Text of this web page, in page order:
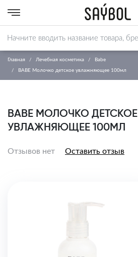
Главная Лечебная косметика Babe
BABE Молочко детское увлажняющее 100мл
BABE МОЛОЧКО ДЕТСКОЕ
УВЛАЖНЯЮЩЕЕ 100МЛ
Отзывов нет Оставить отзыв